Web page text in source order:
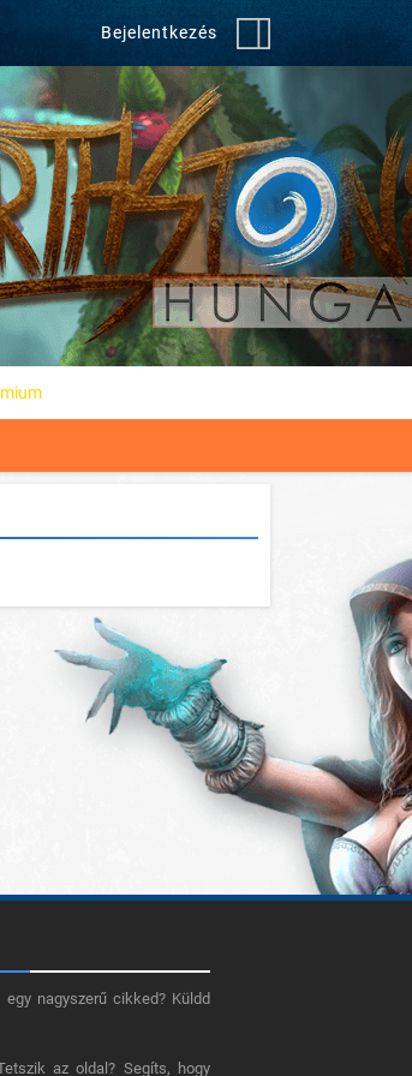
Bejelentkezés
egy nagyszerű cikked? Küldd
az oldal? Segíts, hogy